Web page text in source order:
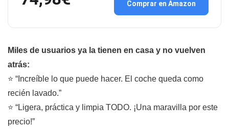
Comprar en Amazon
Miles de usuarios ya la tienen en casa y no vuelven
atrás:
⭐ “Increíble lo que puede hacer. El coche queda como
recién lavado.”
⭐ “Ligera, práctica y limpia TODO. ¡Una maravilla por este
precio!”